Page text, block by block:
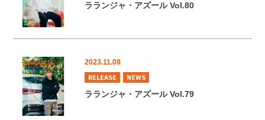
ラランジャ・アズール Vol.80
2023.11.08
RELEASE NEWS
ラランジャ・アズール Vol.79